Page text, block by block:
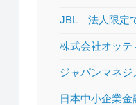
JBL｜法人限定
株式会社オッ
ジャパンマネ
日本中小企業